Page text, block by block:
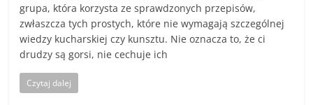
grupa, która korzysta ze sprawdzonych przepisów,
zwłaszcza tych prostych, które nie wymagają szczególnej
wiedzy kucharskiej czy kunsztu. Nie oznacza to, że ci
drudzy są gorsi, nie cechuje ich
Czytaj dalej